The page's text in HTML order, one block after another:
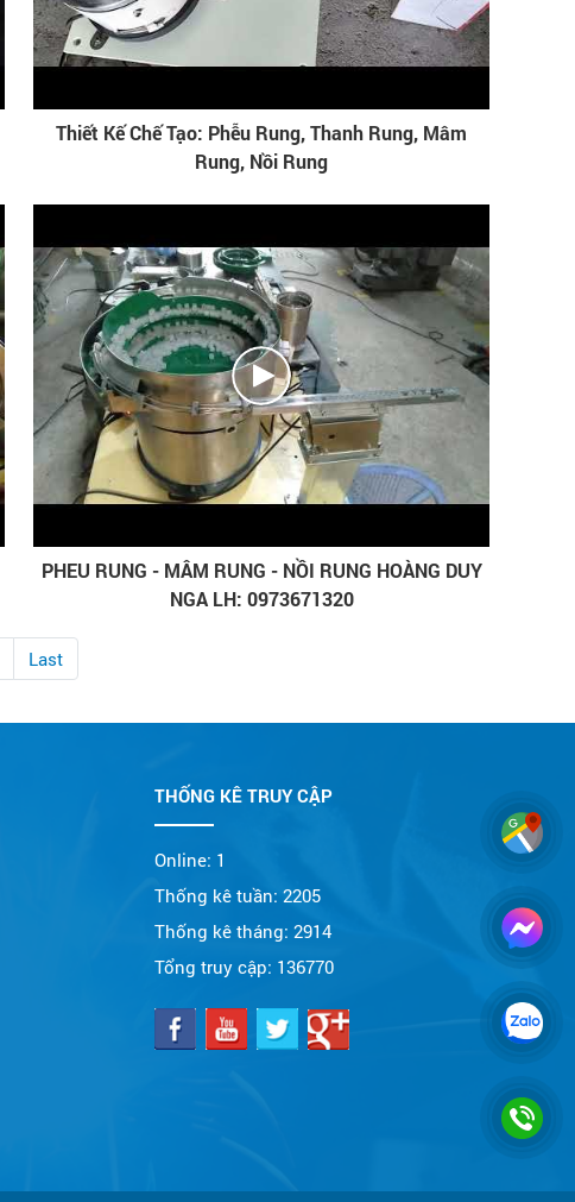
Thiết Kế Chế Tạo: Phễu Rung, Thanh Rung, Mâm
Rung, Nồi Rung
PHEU RUNG - MÂM RUNG - NỒI RUNG HOÀNG DUY
NGA LH: 0973671320
Last
THỐNG KÊ TRUY CẬP
Online: 1
Thống kê tuần: 2205
Thống kê tháng: 2914
Tổng truy cập: 136770